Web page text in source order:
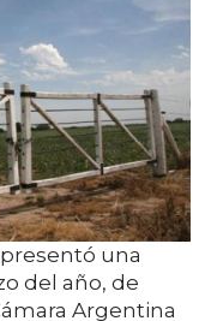
una
del año, de
Argentina